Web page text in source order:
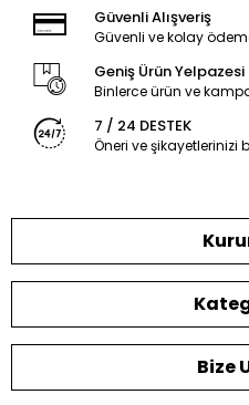
Güvenli Alışveriş
Güvenli ve kolay
Geniş Ürün Yelpazesi
Binlerce ürün ve
7 / 24 DESTEK
Öneri ve şikayetlerinizi
Bize